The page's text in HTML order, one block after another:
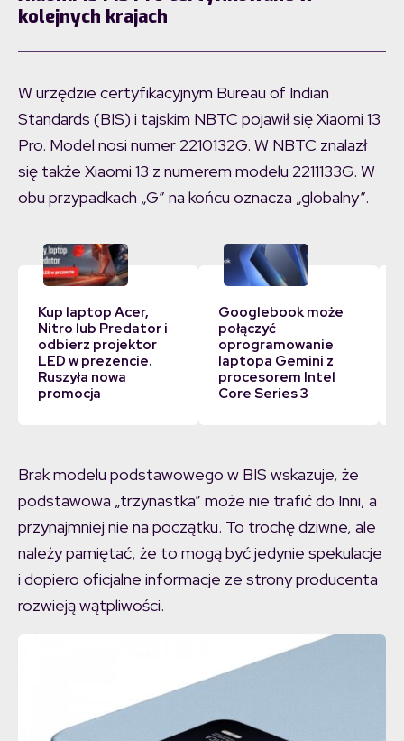
kolejnych krajach
W urzędzie certyfikacyjnym Bureau of Indian
Standards (BIS) i tajskim NBTC pojawił się Xiaomi 13
Pro. Model nosi numer 2210132G. W NBTC znalazł
się także Xiaomi 13 z numerem modelu 2211133G. W
obu przypadkach „G” na końcu oznacza „globalny”.
Kup laptop Acer,
Nitro lub Predator i
odbierz projektor
LED w prezencie.
Ruszyła nowa
promocja
Googlebook może
połączyć
oprogramowanie
laptopa Gemini z
procesorem Intel
Core Series 3
Brak modelu podstawowego w BIS wskazuje, że
podstawowa „trzynastka” może nie trafić do Inni, a
przynajmniej nie na początku. To trochę dziwne, ale
należy pamiętać, że to mogą być jedynie spekulacje
i dopiero oficjalne informacje ze strony producenta
rozwieją wątpliwości.